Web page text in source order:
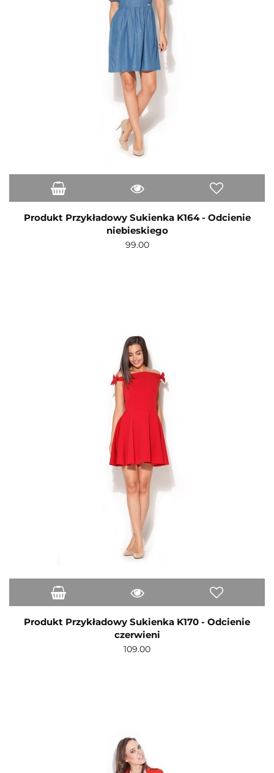
Produkt Przykładowy Sukienka K164 - Odcienie
niebieskiego
99.00
Produkt Przykładowy Sukienka K170 - Odcienie
czerwieni
109.00